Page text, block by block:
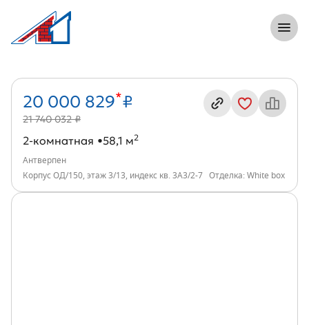
2-комнатная, 58 м², ЖК Антверпен,
Информация о квартире
20 000 829*₽
21 740 032 ₽
2-комнатная 58,1 м2
Антверпен
Корпус ОД/150, этаж 3/13, индекс кв. 3А3/2-7
Отделка: White box